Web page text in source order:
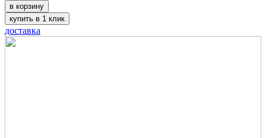
в корзину
купить в 1 клик
доставка